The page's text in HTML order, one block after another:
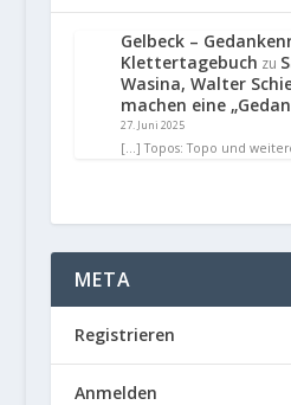
Gelbeck –
Klettertagebuch zu
Wasina, Walter
machen eine
27. Juni 2025
[…] Topos: Topo und
META
Registrieren
Anmelden